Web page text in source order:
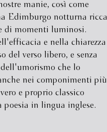
manie, così come
Edimburgo notturna ricca
di momenti luminosi.
e nella chiarezza
del verso libero, e senza
che lo
nei componimenti più
e proprio classico
poesia in lingua inglese.